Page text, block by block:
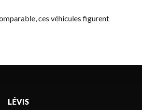
ces véhicules figurent
LÉVIS